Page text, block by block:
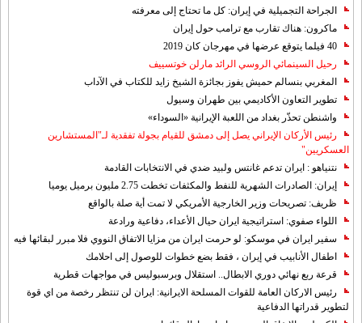
الجراحة التجميلية في إيران: كل ما تحتاج إلى معرفته
ماكرون: هناك تقارب مع ترامب حول إيران
40 فيلما يتوقع عرضها في مهرجان كان 2019
رحيل السينمائي الروسي الرائد مارلن خوتسييف
المغربي بنسالم حميش يفوز بجائزة الشيخ زايد للكتاب في الآداب
تطوير التعاون الأكاديمي بين طهران وسيول
واشنطن تحذّر بغداد من اللعبة الإيرانية «السوداء»
رئيس الأركان الإيراني يصل إلى دمشق للقيام بجولة تفقدية لـ"المستشارين
العسكريين"
نتنياهو : ايران تدعم غانتس ولبيد ضدي في الانتخابات القادمة
إيران: الصادرات الشهریة للنفط والمكثفات تخطت 2.75 مليون برميل يوميا
ظريف: تصريحات وزير الخارجية الأمريكي لا تمت أية صلة بالواقع
اللواء صفوي: استراتيجية ايران حيال الأعداء، دفاعية ورادعة
سفير ايران في موسكو: لو حرمت ايران من مزايا الاتفاق النووي فلا مبرر لبقائها فيه
اطفال الأنابيب في إيران ، فقط بضع خطوات للوصول إلى احلامك
قرعة ربع نهائي دوري الابطال.. استقلال وبرسبوليس في مواجهات قطرية
رئيس الاركان العامة للقوات المسلحة الايرانية: ايران لن تنتظر رخصة من اي قوة
لتطوير قدراتها الدفاعية